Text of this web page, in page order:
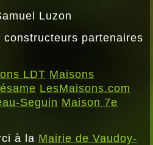
Luzon
constructeurs partenaires
LDT Maisons
LesMaisons.com
Seguin Maison 7e
à la Mairie de Vaudoy-